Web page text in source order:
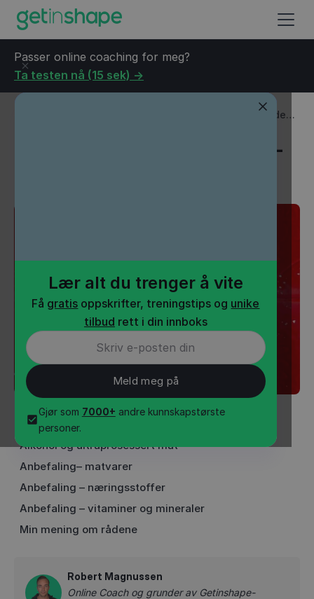
Passer online coaching for meg?
Ta testen nå (15 sek) ->
Lær alt du trenger å vite
Få gratis oppskrifter, treningstips og unike
tilbud rett i din innboks
Gjør som 7000+ andre kunnskapstørste
personer.
Nye kostholdsråd lansert – Fortjener de
Nye kostholdsråd lansert –
INNHOLD•5 min
Alkohol og ultraprosessert mat
Anbefaling– matvarer
Anbefaling – næringsstoffer
Anbefaling – vitaminer og mineraler
Min mening om rådene
Robert Magnussen
Online Coach og grunder av Getinshape-